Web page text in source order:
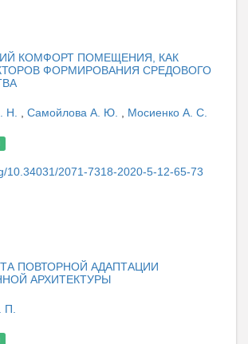
КОМФОРТ ПОМЕЩЕНИЯ, КАК
ФОРМИРОВАНИЯ СРЕДОВОГО
Н. , Самойлова А. Ю. , Мосиенко А. С.
10.34031/2071-7318-2020-5-12-65-73
ПОВТОРНОЙ АДАПТАЦИИ
АРХИТЕКТУРЫ
П.